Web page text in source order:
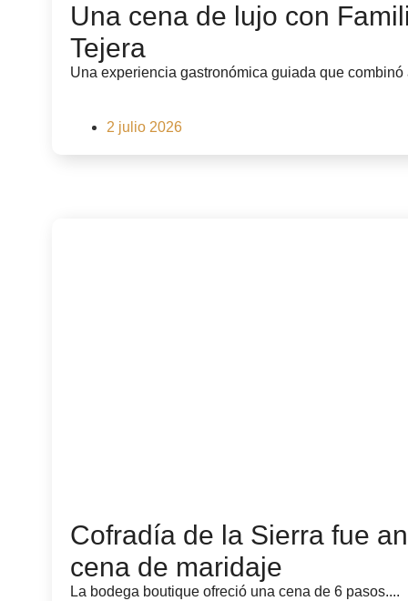
Una cena de lujo con
Tejera
Una experiencia gastronómica guiada que
2 julio 2026
Cofradía de la Sierra fue
cena de maridaje
La bodega boutique ofreció una cena de 6 pasos....